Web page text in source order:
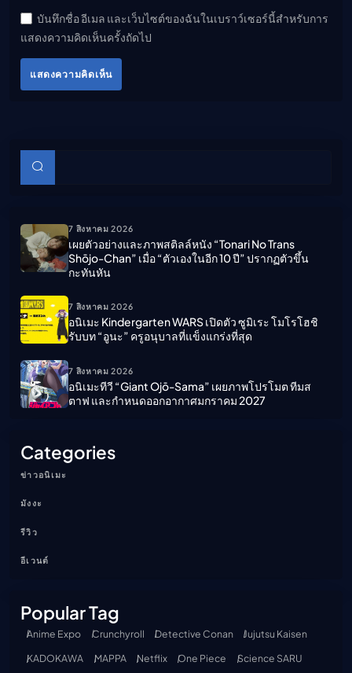
บันทึกชื่อ อีเมล และเว็บไซต์ของฉันในเบราว์เซอร์นี้สำหรับการ
แสดงความคิดเห็นครั้งถัดไป
แสดงความคิดเห็น
บทความย่อย
7 สิงหาคม 2026
เผยตัวอย่างและภาพสติลล์หนัง “Tonari No Trans
Shōjo-Chan” เมื่อ “ตัวเองในอีก 10 ปี” ปรากฏตัวขึ้น
กะทันหัน
7 สิงหาคม 2026
อนิเมะ Kindergarten WARS เปิดตัว ซูมิเระ โมโรโฮชิ
รับบท “อูนะ” ครูอนุบาลที่แข็งแกร่งที่สุด
7 สิงหาคม 2026
อนิเมะทีวี “Giant Ojō-Sama” เผยภาพโปรโมต ทีมส
ตาฟ และกำหนดออกอากาศมกราคม 2027
Categories
ข่าวอนิเมะ
มังงะ
รีวิว
อีเวนต์
Popular Tag
Anime Expo Crunchyroll Detective Conan
Jujutsu Kaisen
KADOKAWA
MAPPA Netflix One Piece
Science SARU